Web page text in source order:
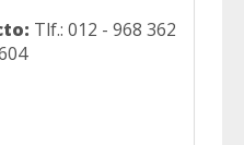
Tlf.: 012 - 968 362